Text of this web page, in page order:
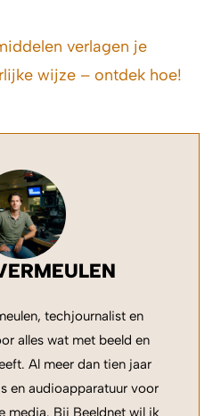
verlagen je
wijze – ontdek hoe!
techjournalist en
alles wat met beeld en
Al meer dan tien jaar
en audioapparatuur voor
media. Bij Beeldnet wil ik